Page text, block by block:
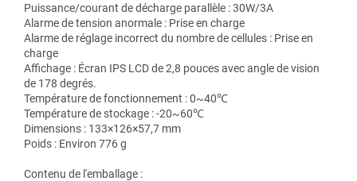
Puissance/courant de décharge parallèle : 30W/3A
Alarme de tension anormale : Prise en charge
Alarme de réglage incorrect du nombre de cellules : Prise en
charge
Affichage : Écran IPS LCD de 2,8 pouces avec angle de vision
de 178 degrés.
Température de fonctionnement : 0~40℃
Température de stockage : -20~60℃
Dimensions : 133×126×57,7 mm
Poids : Environ 776 g
Contenu de l'emballage :